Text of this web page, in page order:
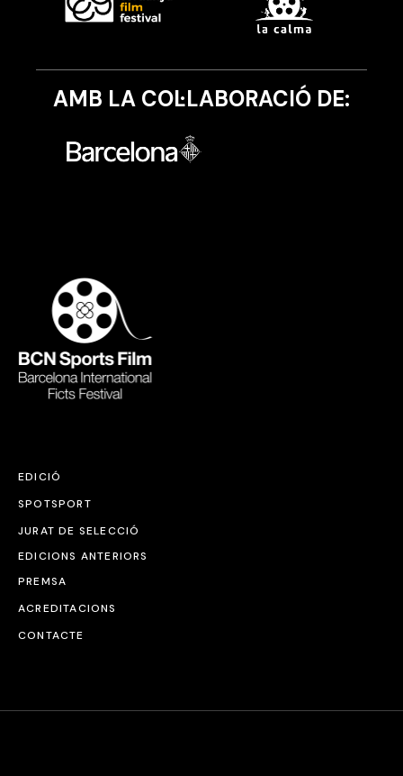
AMB LA COL·LABORACIÓ DE:
EDICIÓ
SPOTSPORT
JURAT DE SELECCIÓ
EDICIONS ANTERIORS
PREMSA
ACREDITACIONS
CONTACTE